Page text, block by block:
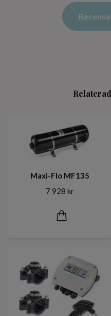
Maxi-Flo MF135
7 928 kr